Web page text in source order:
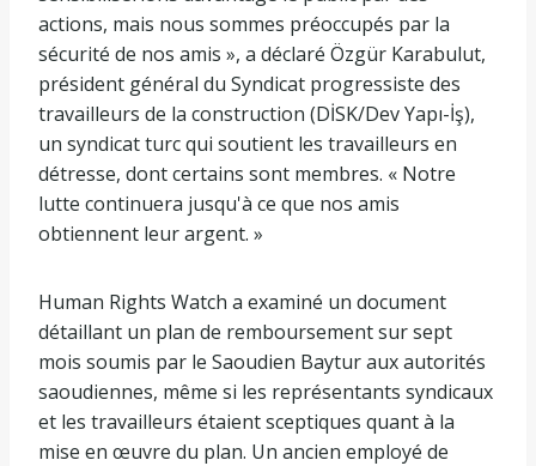
actions, mais nous sommes préoccupés par la
sécurité de nos amis », a déclaré Özgür Karabulut,
président général du Syndicat progressiste des
travailleurs de la construction (DİSK/Dev Yapı-İş),
un syndicat turc qui soutient les travailleurs en
détresse, dont certains sont membres. « Notre
lutte continuera jusqu'à ce que nos amis
obtiennent leur argent. »
Human Rights Watch a examiné un document
détaillant un plan de remboursement sur sept
mois soumis par le Saoudien Baytur aux autorités
saoudiennes, même si les représentants syndicaux
et les travailleurs étaient sceptiques quant à la
mise en œuvre du plan. Un ancien employé de